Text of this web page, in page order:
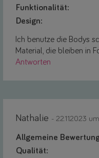
Funktionalität:
Design:
Ich benutze die Bodys
Material, die bleiben in
Antworten
Nathalie - 22.11.2023
Allgemeine
Qualität: